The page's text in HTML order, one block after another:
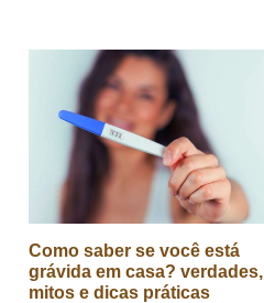
Como saber se você está
grávida em casa? verdades,
mitos e dicas práticas